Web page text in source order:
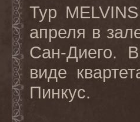
Тур MELVINS
апреля в
Сан-Диего.
виде
Пинкус.